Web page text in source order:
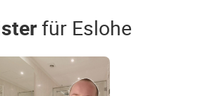
für Eslohe